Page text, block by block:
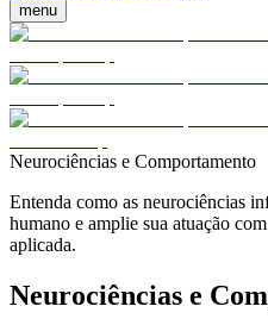
menu
Neurociências e Comportamento
Entenda como as neurociências
humano e amplie sua atuação
aplicada.
Neurociências e